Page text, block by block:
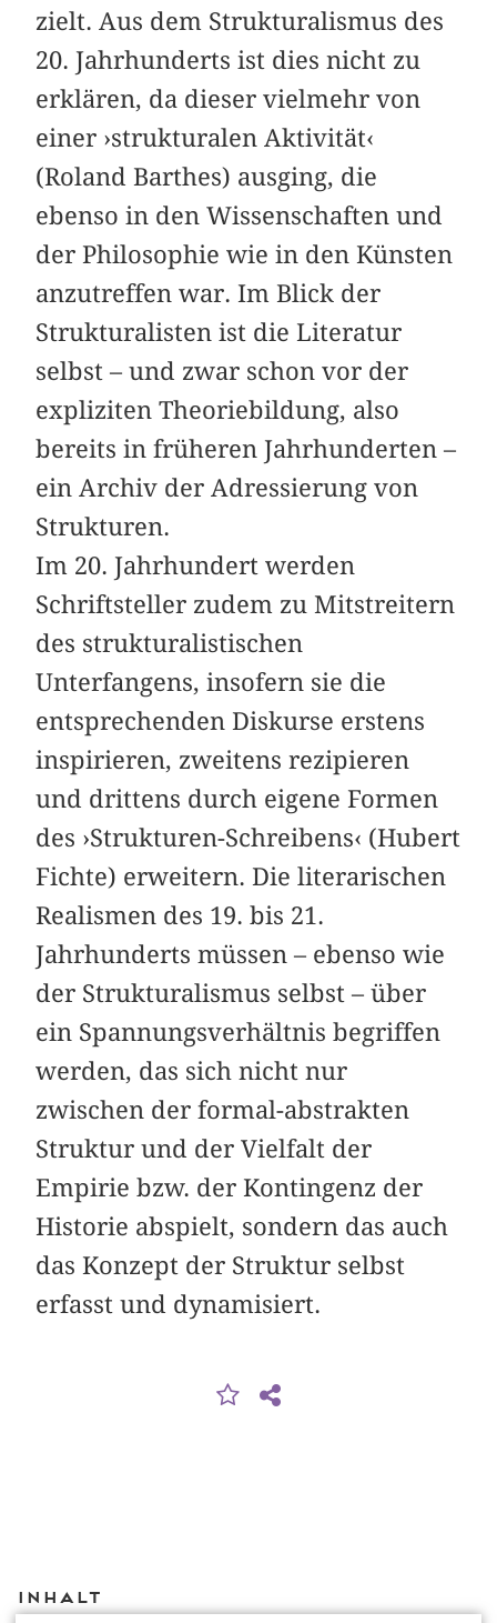
zielt. Aus dem Strukturalismus des
20. Jahrhunderts ist dies nicht zu
erklären, da dieser vielmehr von
einer ›strukturalen Aktivität‹
(Roland Barthes) ausging, die
ebenso in den Wissenschaften und
der Philosophie wie in den Künsten
anzutreffen war. Im Blick der
Strukturalisten ist die Literatur
selbst – und zwar schon vor der
expliziten Theoriebildung, also
bereits in früheren Jahrhunderten –
ein Archiv der Adressierung von
Strukturen.
Im 20. Jahrhundert werden
Schriftsteller zudem zu Mitstreitern
des strukturalistischen
Unterfangens, insofern sie die
entsprechenden Diskurse erstens
inspirieren, zweitens rezipieren
und drittens durch eigene Formen
des ›Strukturen-Schreibens‹ (Hubert
Fichte) erweitern. Die literarischen
Realismen des 19. bis 21.
Jahrhunderts müssen – ebenso wie
der Strukturalismus selbst – über
ein Spannungsverhältnis begriffen
werden, das sich nicht nur
zwischen der formal-abstrakten
Struktur und der Vielfalt der
Empirie bzw. der Kontingenz der
Historie abspielt, sondern das auch
das Konzept der Struktur selbst
erfasst und dynamisiert.
Inhalt